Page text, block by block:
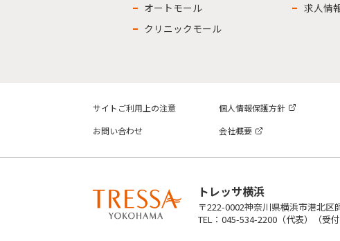
オートモール
クリニックモール
求人情
サイトご利用上の注意 個人情報保護方針
お問い合わせ
会社概要
トレッサ横浜
〒222-0002神奈川県横浜市港北区
TEL：045-534-2200（代表）（受付